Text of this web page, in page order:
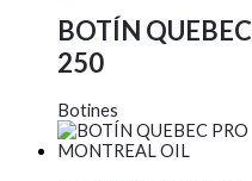
BOTÍN QUEBEC
250
Botines